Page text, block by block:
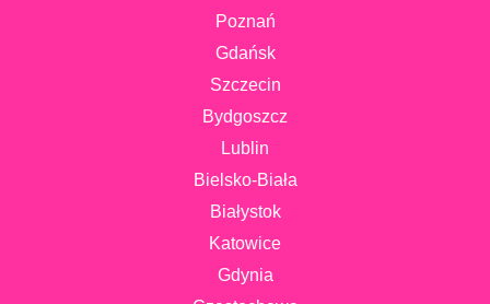
Poznań
Gdańsk
Szczecin
Bydgoszcz
Lublin
Bielsko-Biała
Białystok
Katowice
Gdynia